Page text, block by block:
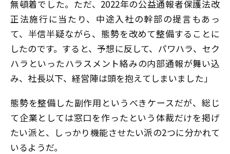
無頓着でした。ただ、2022年の公益通報者保護法改
正法施行に当たり、中途入社の幹部の提言もあっ
て、半信半疑ながら、態勢を改めて整備することに
したのです。すると、予想に反して、パワハラ、セク
ハラといったハラスメント絡みの内部通報が舞い込
み、社長以下、経営陣は頭を抱えてしまいました」
態勢を整備した副作用というべきケースだが、総じ
て企業としては窓口を作ったという体裁だけを掲げ
たい派と、しっかり機能させたい派の2つに分かれて
いるようだ。